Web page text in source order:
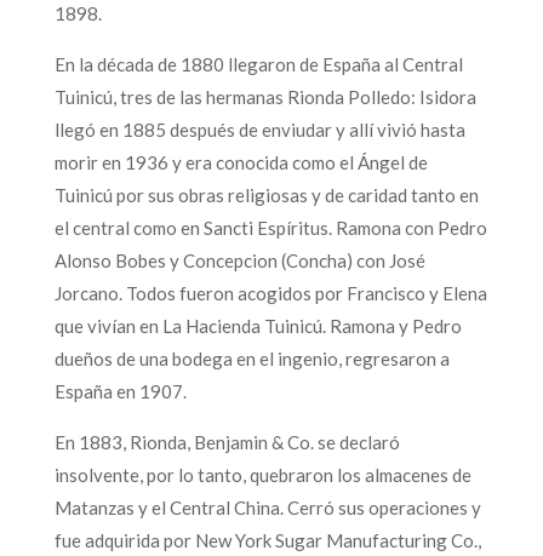
1898.
En la década de 1880 llegaron de España al Central
Tuinicú, tres de las hermanas Rionda Polledo: Isidora
llegó en 1885 después de enviudar y allí vivió hasta
morir en 1936 y era conocida como el Ángel de
Tuinicú por sus obras religiosas y de caridad tanto en
el central como en Sancti Espíritus. Ramona con Pedro
Alonso Bobes y Concepcion (Concha) con José
Jorcano. Todos fueron acogidos por Francisco y Elena
que vivían en La Hacienda Tuinicú. Ramona y Pedro
dueños de una bodega en el ingenio, regresaron a
España en 1907.
En 1883, Rionda, Benjamin & Co. se declaró
insolvente, por lo tanto, quebraron los almacenes de
Matanzas y el Central China. Cerró sus operaciones y
fue adquirida por New York Sugar Manufacturing Co.,